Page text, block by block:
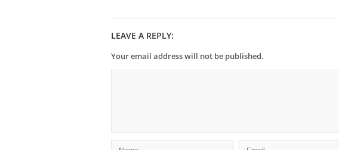
LEAVE A REPLY:
Your email address will not be published.